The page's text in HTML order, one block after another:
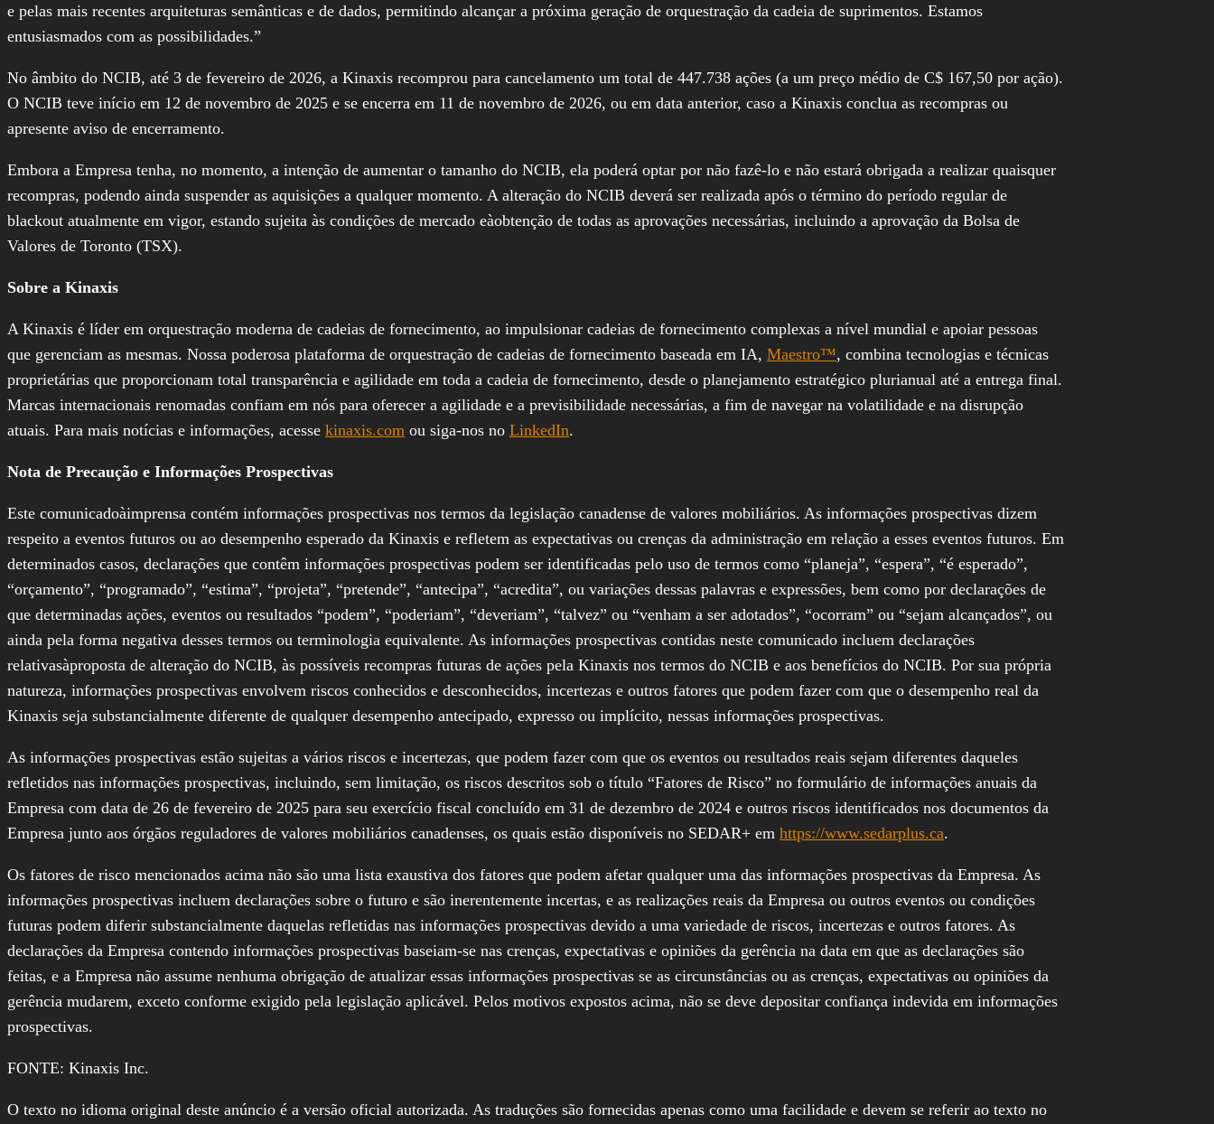
e pelas mais recentes arquiteturas semânticas e de dados, permitindo alcançar a próxima geração de orquestração da cadeia de suprimentos. Estamos
entusiasmados com as possibilidades.”
No âmbito do NCIB, até 3 de fevereiro de 2026, a Kinaxis recomprou para cancelamento um total de 447.738 ações (a um preço médio de C$ 167,50 por ação).
O NCIB teve início em 12 de novembro de 2025 e se encerra em 11 de novembro de 2026, ou em data anterior, caso a Kinaxis conclua as recompras ou
apresente aviso de encerramento.
Embora a Empresa tenha, no momento, a intenção de aumentar o tamanho do NCIB, ela poderá optar por não fazê-lo e não estará obrigada a realizar quaisquer
recompras, podendo ainda suspender as aquisições a qualquer momento. A alteração do NCIB deverá ser realizada após o término do período regular de
blackout atualmente em vigor, estando sujeita às condições de mercado eàobtenção de todas as aprovações necessárias, incluindo a aprovação da Bolsa de
Valores de Toronto (TSX).
Sobre a Kinaxis
A Kinaxis é líder em orquestração moderna de cadeias de fornecimento, ao impulsionar cadeias de fornecimento complexas a nível mundial e apoiar pessoas
que gerenciam as mesmas. Nossa poderosa plataforma de orquestração de cadeias de fornecimento baseada em IA, Maestro™, combina tecnologias e técnicas
proprietárias que proporcionam total transparência e agilidade em toda a cadeia de fornecimento, desde o planejamento estratégico plurianual até a entrega final.
Marcas internacionais renomadas confiam em nós para oferecer a agilidade e a previsibilidade necessárias, a fim de navegar na volatilidade e na disrupção
atuais. Para mais notícias e informações, acesse kinaxis.com ou siga-nos no LinkedIn.
Nota de Precaução e Informações Prospectivas
Este comunicadoàimprensa contém informações prospectivas nos termos da legislação canadense de valores mobiliários. As informações prospectivas dizem
respeito a eventos futuros ou ao desempenho esperado da Kinaxis e refletem as expectativas ou crenças da administração em relação a esses eventos futuros. Em
determinados casos, declarações que contêm informações prospectivas podem ser identificadas pelo uso de termos como “planeja”, “espera”, “é esperado”,
“orçamento”, “programado”, “estima”, “projeta”, “pretende”, “antecipa”, “acredita”, ou variações dessas palavras e expressões, bem como por declarações de
que determinadas ações, eventos ou resultados “podem”, “poderiam”, “deveriam”, “talvez” ou “venham a ser adotados”, “ocorram” ou “sejam alcançados”, ou
ainda pela forma negativa desses termos ou terminologia equivalente. As informações prospectivas contidas neste comunicado incluem declarações
relativasàproposta de alteração do NCIB, às possíveis recompras futuras de ações pela Kinaxis nos termos do NCIB e aos benefícios do NCIB. Por sua própria
natureza, informações prospectivas envolvem riscos conhecidos e desconhecidos, incertezas e outros fatores que podem fazer com que o desempenho real da
Kinaxis seja substancialmente diferente de qualquer desempenho antecipado, expresso ou implícito, nessas informações prospectivas.
As informações prospectivas estão sujeitas a vários riscos e incertezas, que podem fazer com que os eventos ou resultados reais sejam diferentes daqueles
refletidos nas informações prospectivas, incluindo, sem limitação, os riscos descritos sob o título “Fatores de Risco” no formulário de informações anuais da
Empresa com data de 26 de fevereiro de 2025 para seu exercício fiscal concluído em 31 de dezembro de 2024 e outros riscos identificados nos documentos da
Empresa junto aos órgãos reguladores de valores mobiliários canadenses, os quais estão disponíveis no SEDAR+ em https://www.sedarplus.ca.
Os fatores de risco mencionados acima não são uma lista exaustiva dos fatores que podem afetar qualquer uma das informações prospectivas da Empresa. As
informações prospectivas incluem declarações sobre o futuro e são inerentemente incertas, e as realizações reais da Empresa ou outros eventos ou condições
futuras podem diferir substancialmente daquelas refletidas nas informações prospectivas devido a uma variedade de riscos, incertezas e outros fatores. As
declarações da Empresa contendo informações prospectivas baseiam-se nas crenças, expectativas e opiniões da gerência na data em que as declarações são
feitas, e a Empresa não assume nenhuma obrigação de atualizar essas informações prospectivas se as circunstâncias ou as crenças, expectativas ou opiniões da
gerência mudarem, exceto conforme exigido pela legislação aplicável. Pelos motivos expostos acima, não se deve depositar confiança indevida em informações
prospectivas.
FONTE: Kinaxis Inc.
O texto no idioma original deste anúncio é a versão oficial autorizada. As traduções são fornecidas apenas como uma facilidade e devem se referir ao texto no